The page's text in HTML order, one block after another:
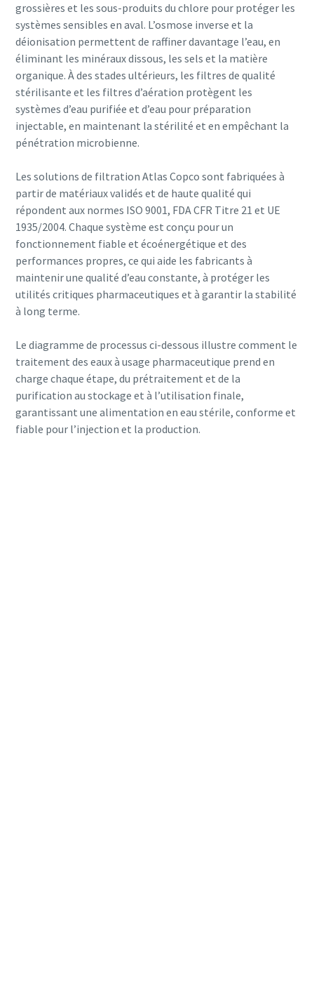
10 étapes pour une production éco-
responsable et plus efficace
Réduction des émissions de carbone pour une production
En savoir plus
grossières et les sous-produits du chlore pour protéger les
systèmes sensibles en aval. L’osmose inverse et la
déionisation permettent de raffiner davantage l’eau, en
éliminant les minéraux dissous, les sels et la matière
organique. À des stades ultérieurs, les filtres de qualité
stérilisante et les filtres d’aération protègent les
systèmes d’eau purifiée et d’eau pour préparation
injectable, en maintenant la stérilité et en empêchant la
pénétration microbienne.
Les solutions de filtration Atlas Copco sont fabriquées à
partir de matériaux validés et de haute qualité qui
répondent aux normes ISO 9001, FDA CFR Titre 21 et UE
1935/2004. Chaque système est conçu pour un
fonctionnement fiable et écoénergétique et des
performances propres, ce qui aide les fabricants à
maintenir une qualité d’eau constante, à protéger les
utilités critiques pharmaceutiques et à garantir la stabilité
à long terme.
Le diagramme de processus ci-dessous illustre comment le
traitement des eaux à usage pharmaceutique prend en
charge chaque étape, du prétraitement et de la
purification au stockage et à l’utilisation finale,
garantissant une alimentation en eau stérile, conforme et
fiable pour l’injection et la production.
En soumettant cette demande,
vous permettez à Atlas Copco de
vous contacter grâce aux
informations recueillies. Vous
trouverez plus d'informations
dans notre politique de
confidentialité.
Valider
Vérification Anti-Robot
Cliquez ici pour vérifier
FriendlyCaptcha ⇗